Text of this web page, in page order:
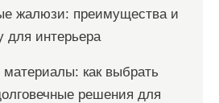
жалюзи: преимущества и
для интерьера
как выбрать
решения для